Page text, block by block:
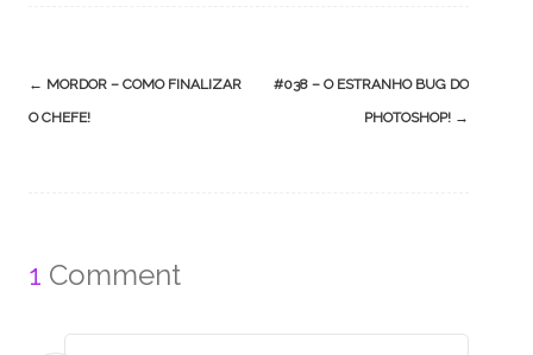
Post
navigation
← MORDOR – COMO FINALIZAR
O CHEFE!
#038 – O ESTRANHO BUG DO
PHOTOSHOP! →
1 Comment